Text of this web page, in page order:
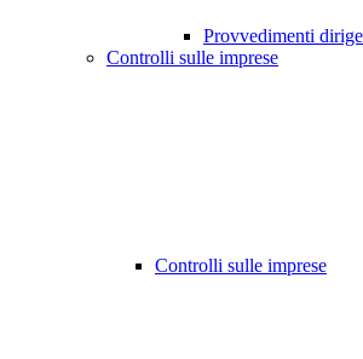
Provvedimenti
Controlli sulle imprese
Controlli sulle imprese